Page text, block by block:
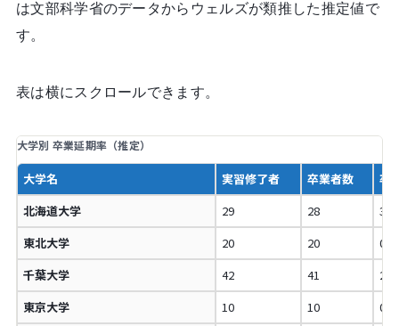
は文部科学省のデータからウェルズが類推した推定値で
す。
表は横にスクロールできます。
大学別 卒業延期率（推定）
大学名 実習修了者 卒業者数
卒
北海道大学
29 28
東北大学
20 20
千葉大学
42 41
東京大学
10 10